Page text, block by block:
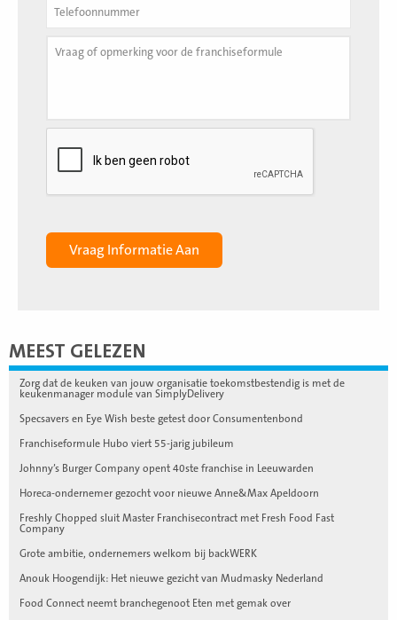
MEEST GELEZEN
Zorg dat de keuken van jouw organisatie toekomstbestendig is met de
keukenmanager module van SimplyDelivery
Specsavers en Eye Wish beste getest door Consumentenbond
Franchiseformule Hubo viert 55-jarig jubileum
Johnny’s Burger Company opent 40ste franchise in Leeuwarden
Horeca-ondernemer gezocht voor nieuwe Anne&Max Apeldoorn
Freshly Chopped sluit Master Franchisecontract met Fresh Food Fast
Company
Grote ambitie, ondernemers welkom bij backWERK
Anouk Hoogendijk: Het nieuwe gezicht van Mudmasky Nederland
Food Connect neemt branchegenoot Eten met gemak over